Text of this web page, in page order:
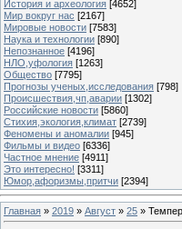
История и археология [4652]
Мир вокруг нас [2167]
Мировые новости [7583]
Наука и технологии [890]
Непознанное [4196]
НЛО,уфология [1263]
Общество [7795]
Прогнозы ученых,исследования [798]
Происшествия,чп,аварии [1302]
Российские новости [5860]
Стихия,экология,климат [2739]
Феномены и аномалии [945]
Фильмы и видео [6336]
Частное мнение [4911]
Это интересно! [3311]
Юмор,афоризмы,притчи [2394]
Главная » 2019 » Август » 25 »